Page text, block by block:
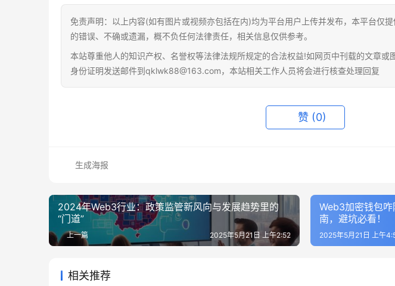
免责声明：以上内容(如有图片或视频亦包括在内)均为平台用户上传并发布，本平台仅
的错误、不确或遗漏，概不负任何法律责任，相关信息仅供参考。
本站尊重他人的知识产权、名誉权等法律法规所规定的合法权益!如网页中刊载的文章或
身份证明发送邮件到qklwk88@163.com，本站相关工作人员将会进行核查处理回复
赞 (0)
生成海报
2024年Web3行业：政策监管新风向与发展趋势里的
“门道”
上一篇 2025年5月21日 上午2:52
Web3加密钱包
南，避坑必看！
2025年5月21日 上午
相关推荐